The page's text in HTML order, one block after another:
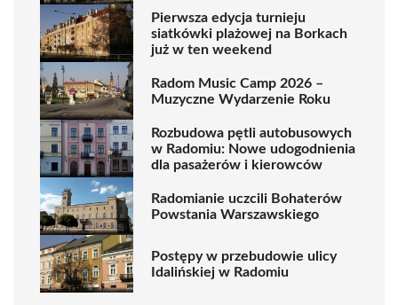
Pierwsza edycja turnieju
siatkówki plażowej na Borkach
już w ten weekend
Radom Music Camp 2026 –
Muzyczne Wydarzenie Roku
Rozbudowa pętli autobusowych
w Radomiu: Nowe udogodnienia
dla pasażerów i kierowców
Radomianie uczcili Bohaterów
Powstania Warszawskiego
Postępy w przebudowie ulicy
Idalińskiej w Radomiu